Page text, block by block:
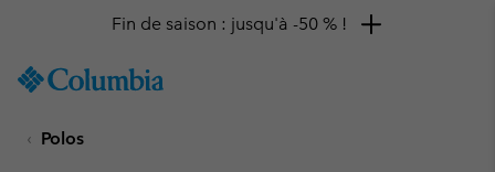
TO
SKIP
Fin de saison : jusqu'à -50 % !
Polos